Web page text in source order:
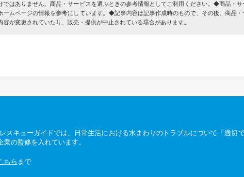
ではありません。商品・サービスを選ぶときの参考情報としてご利用ください。◆商品・サ
ームページの情報を参考にしています。◆記事内容は記事作成時のもので、その後、商品・
が変更されていたり、販売・提供が中止されている場合があります。
スキューガイドでは、日常生活における水まわりのトラブルについて「適切
の監修を入れています。
ちら まで